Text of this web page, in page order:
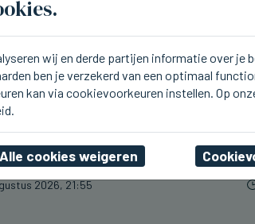
op de nieuwe
bij Phare de
2026, 21:55
wij en derde partijen informatie over je
ben je verzekerd van een optimaal
kan via cookievoorkeuren instellen. Op
Alle cookies weigeren